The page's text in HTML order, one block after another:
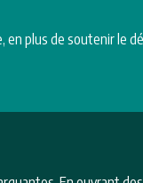
en plus de soutenir le